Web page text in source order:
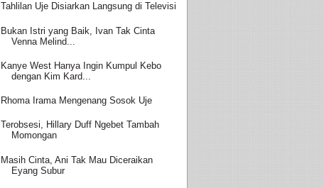
Tahlilan Uje Disiarkan Langsung di Televisi
Bukan Istri yang Baik, Ivan Tak Cinta
Venna Melind...
Kanye West Hanya Ingin Kumpul Kebo
dengan Kim Kard...
Rhoma Irama Mengenang Sosok Uje
Terobsesi, Hillary Duff Ngebet Tambah
Momongan
Masih Cinta, Ani Tak Mau Diceraikan
Eyang Subur